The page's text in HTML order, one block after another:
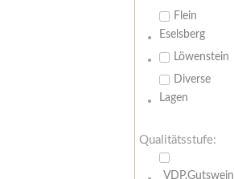
Flein
Eselsberg
Löwenstein
Diverse
Lagen
Qualitätsstufe:
VDP.Gutswein